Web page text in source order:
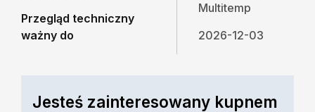
Przegląd techniczny
ważny do
Multitemp
2026-12-03
Jesteś zainteresowany kupnem